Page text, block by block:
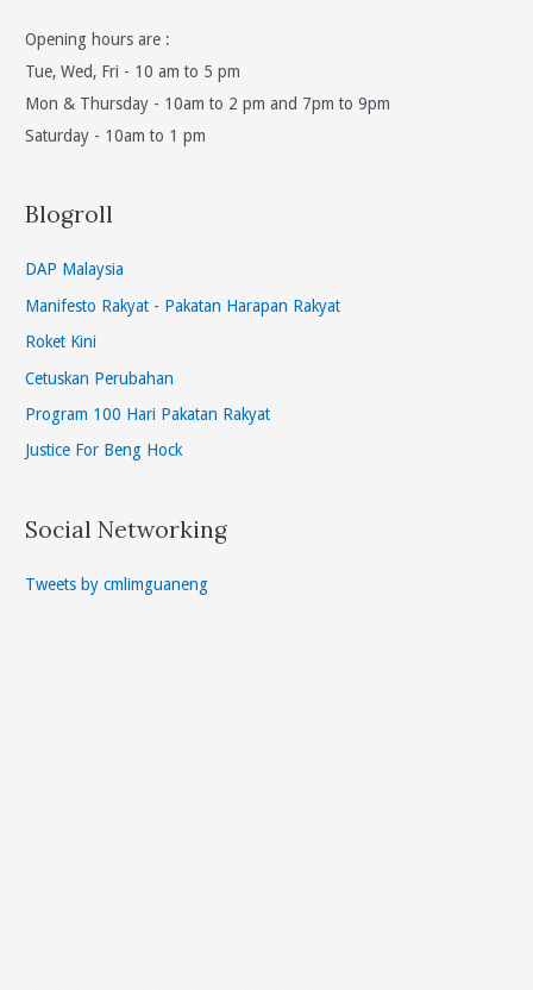
Opening hours are :
Tue, Wed, Fri - 10 am to 5 pm
Mon & Thursday - 10am to 2 pm and 7pm to 9pm
Saturday - 10am to 1 pm
Blogroll
DAP Malaysia
Manifesto Rakyat - Pakatan Harapan Rakyat
Roket Kini
Cetuskan Perubahan
Program 100 Hari Pakatan Rakyat
Justice For Beng Hock
Social Networking
Tweets by cmlimguaneng